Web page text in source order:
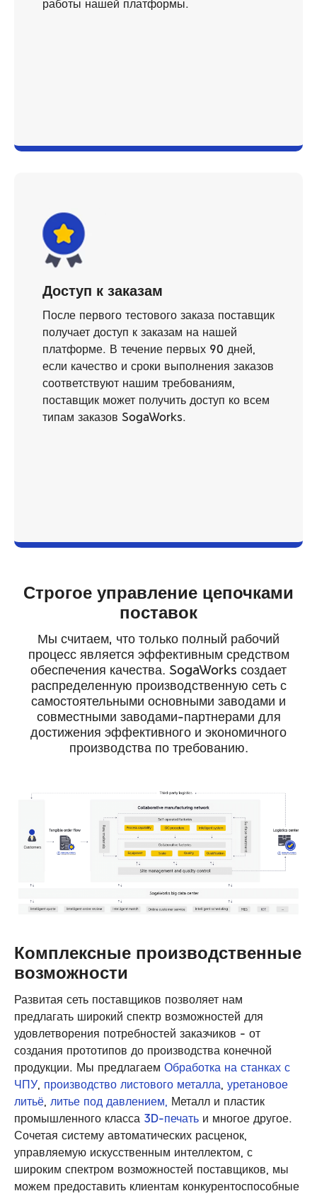
работы нашей платформы.
Доступ к заказам
После первого тестового заказа поставщик
получает доступ к заказам на нашей
платформе. В течение первых 90 дней,
если качество и сроки выполнения заказов
соответствуют нашим требованиям,
поставщик может получить доступ ко всем
типам заказов SogaWorks.
Строгое управление цепочками
поставок
Мы считаем, что только полный рабочий
процесс является эффективным средством
обеспечения качества. SogaWorks создает
распределенную производственную сеть с
самостоятельными основными заводами и
совместными заводами-партнерами для
достижения эффективного и экономичного
производства по требованию.
Развитая сеть поставщиков позволяет нам
предлагать широкий спектр возможностей для
удовлетворения потребностей заказчиков - от
создания прототипов до производства конечной
продукции. Мы предлагаем Обработка на станках с
ЧПУ, производство листового металла, уретановое
литьё, литье под давлением, Металл и пластик
промышленного класса 3D-печать и многое другое.
Сочетая систему автоматических расценок,
управляемую искусственным интеллектом, с
широким спектром возможностей поставщиков, мы
можем предоставить клиентам конкурентоспособные
Комплексные производственные
возможности